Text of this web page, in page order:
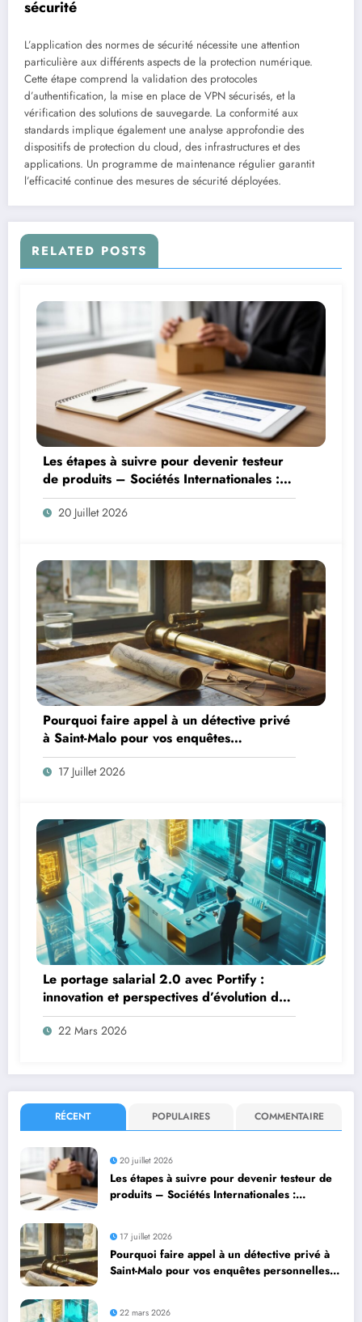
sécurité
L’application des normes de sécurité nécessite une attention
particulière aux différents aspects de la protection numérique.
Cette étape comprend la validation des protocoles
d’authentification, la mise en place de VPN sécurisés, et la
vérification des solutions de sauvegarde. La conformité aux
standards implique également une analyse approfondie des
dispositifs de protection du cloud, des infrastructures et des
applications. Un programme de maintenance régulier garantit
l’efficacité continue des mesures de sécurité déployées.
RELATED POSTS
Les étapes à suivre pour devenir testeur
de produits – Sociétés Internationales :
formation et opportunités dans l’ère
digitale
20 Juillet 2026
Pourquoi faire appel à un détective privé
à Saint-Malo pour vos enquêtes
personnelles et professionnelles
17 Juillet 2026
Le portage salarial 2.0 avec Portify :
innovation et perspectives d’évolution du
secteur
22 Mars 2026
RÉCENT POPULAIRES COMMENTAIRE
20 juillet 2026
Les étapes à suivre pour devenir testeur de
produits – Sociétés Internationales :
17 juillet 2026
Pourquoi faire appel à un détective privé à
Saint-Malo pour vos enquêtes personnelles
22 mars 2026